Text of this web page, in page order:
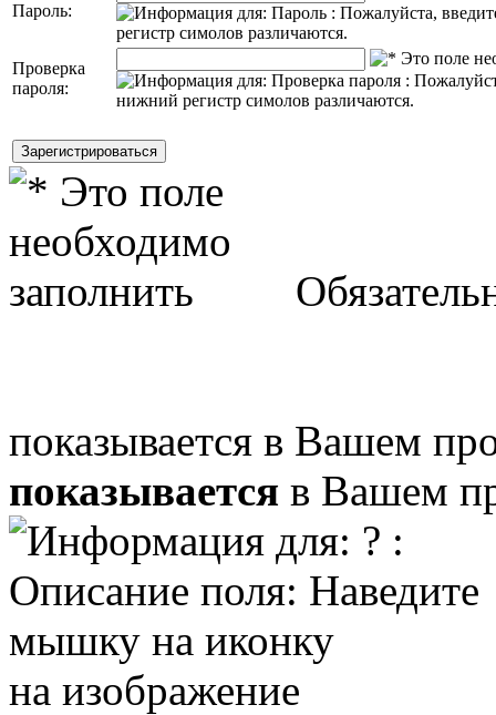
Пароль:
Проверка
пароля:
показывается в Вашем
показывается в Вашем
на изображение